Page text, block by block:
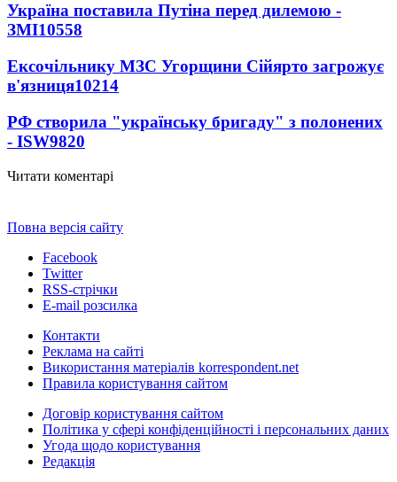
Україна поставила Путіна перед дилемою -
ЗМІ10558
Ексочільнику МЗС Угорщини Сійярто загрожує
в'язниця10214
РФ створила "українську бригаду" з полонених
- ISW9820
Читати коментарі
Повна версія сайту
Facebook
Twitter
RSS-стрічки
E-mail розсилка
Контакти
Реклама на сайті
Використання матеріалів korrespondent.net
Правила користування сайтом
Договір користування сайтом
Політика у сфері конфіденційності і персональних даних
Угода щодо користування
Редакція